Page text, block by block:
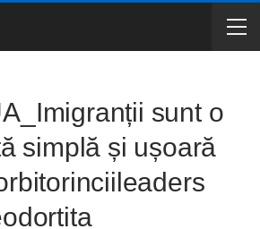
sunt o
simplă și ușoară